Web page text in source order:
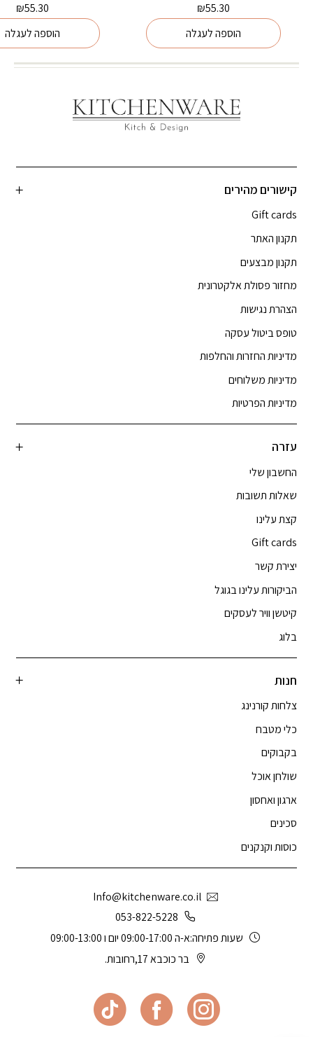
₪55.30
הוספה לעגלה
₪55.30
הוספה לעגלה
קישורים מהירים
Gift cards
תקנון האתר
תקנון מבצעים
מחזור פסולת אלקטרונית
הצהרת נגישות
טופס ביטול עסקה
מדיניות החזרות והחלפות
מדיניות משלוחים
מדיניות הפרטיות
עזרה
החשבון שלי
שאלות תשובות
קצת עלינו
Gift cards
יצירת קשר
הביקורות עלינו בגוגל
קיטשן וויר לעסקים
בלוג
חנות
צלחות קורנינג
כלי מטבח
בקבוקים
שולחן אוכל
ארגון ואחסון
סכינים
כוסות וקנקנים
Info@kitchenware.co.il
053-822-5228
שעות פתיחה:א-ה 09:00-17:00 יום ו 09:00-13:00
בר כוכבא 17,רחובות.